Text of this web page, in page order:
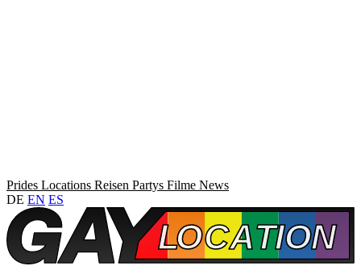
Prides Locations Reisen Partys Filme News
DE EN ES